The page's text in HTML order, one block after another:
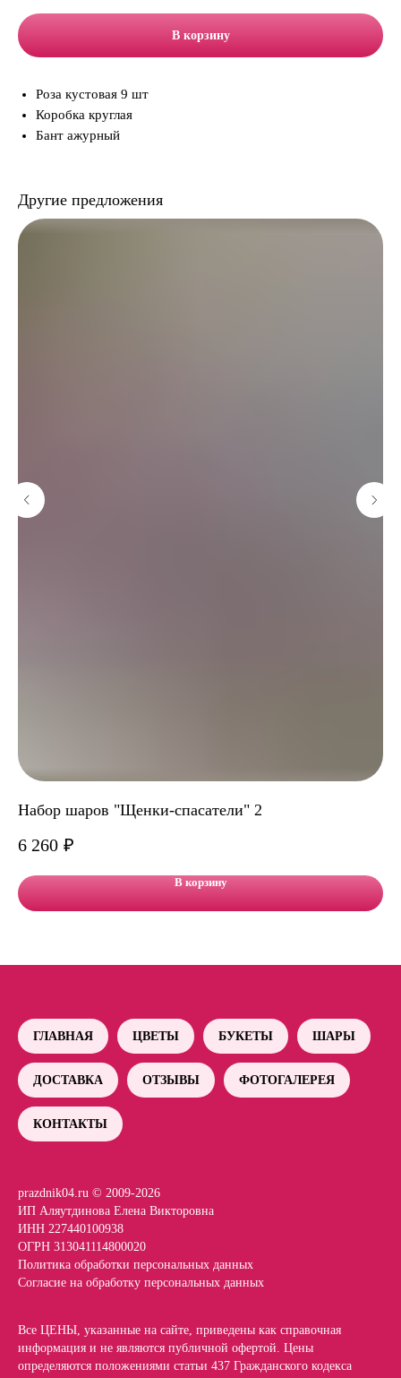
В корзину
Роза кустовая 9 шт
Коробка круглая
Бант ажурный
Другие предложения
Набор шаров "Щенки-спасатели" 2
6 260 ₽
В корзину
ГЛАВНАЯ ЦВЕТЫ БУКЕТЫ ШАРЫ
ДОСТАВКА ОТЗЫВЫ ФОТОГАЛЕРЕЯ
КОНТАКТЫ
prazdnik04.ru © 2009-2026
ИП Аляутдинова Елена Викторовна
ИНН 227440100938
ОГРН 313041114800020
Политика обработки персональных данных
Согласие на обработку персональных данных
Все ЦЕНЫ, указанные на сайте, приведены как справочная
информация и не являются публичной офертой. Цены
определяются положениями статьи 437 Гражданского кодекса